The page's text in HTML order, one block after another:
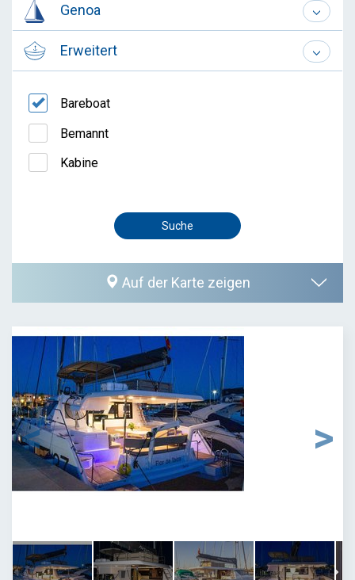
Genoa
Erweitert
Bareboat
Bemannt
Kabine
Auf der Karte zeigen